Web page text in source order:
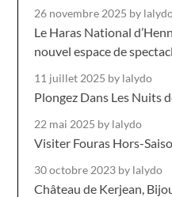
26 novembre 2025 by
Le Haras National
nouvel espace de
11 juillet 2025 by lalydo
Plongez Dans Les Nuits
22 mai 2025 by lalydo
Visiter Fouras Hors-
30 octobre 2023 by lalydo
Château de Kerjean,